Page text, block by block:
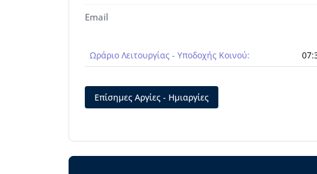
Email
Ωράριο Λειτουργίας - Υποδοχής Κοινού:
Επίσημες Αργίες - Ημιαργίες